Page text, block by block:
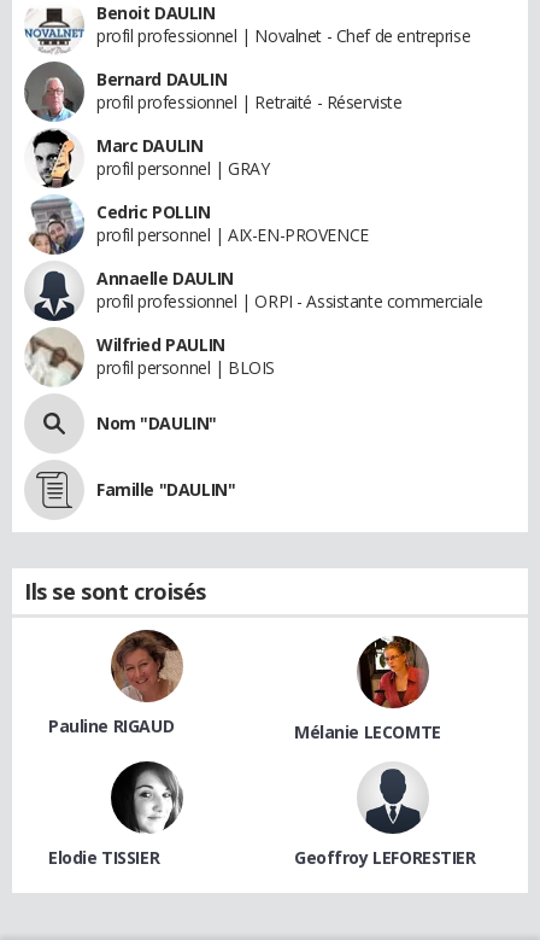
Benoit DAULIN
profil professionnel | Novalnet - Chef de entreprise
Bernard DAULIN
profil professionnel | Retraité - Réserviste
Marc DAULIN
profil personnel | GRAY
Cedric POLLIN
profil personnel | AIX-EN-PROVENCE
Annaelle DAULIN
profil professionnel | ORPI - Assistante commerciale
Wilfried PAULIN
profil personnel | BLOIS
Nom "DAULIN"
Famille "DAULIN"
Ils se sont croisés
Pauline RIGAUD Mélanie LECOMTE
Elodie TISSIER Geoffroy LEFORESTIER